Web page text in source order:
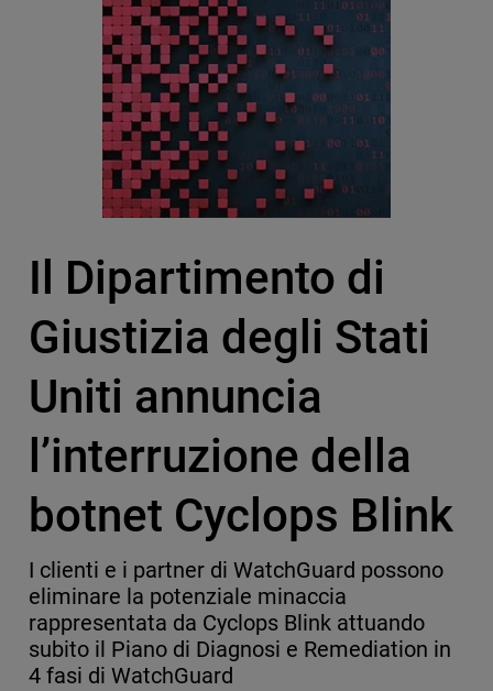
Il Dipartimento di
Giustizia degli Stati
Uniti annuncia
l’interruzione della
botnet Cyclops Blink
I clienti e i partner di WatchGuard possono
eliminare la potenziale minaccia
rappresentata da Cyclops Blink attuando
subito il Piano di Diagnosi e Remediation in
4 fasi di WatchGuard